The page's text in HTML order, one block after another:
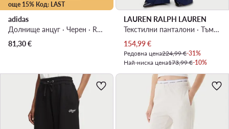
още 15% Код: LAST
adidas
Долнище анцуг · Черен · Regular Fit
81,30€
LAUREN RALPH LAUREN
Текстилни панталони · Тъмносин · Regular Fit
Актуална цена
154,99€
Редовна цена224,99 €-31%
Най-ниска цена173,99 €-10%